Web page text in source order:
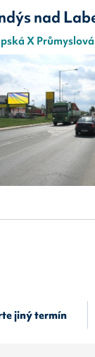
nad
X Průmyslová
jiný termín